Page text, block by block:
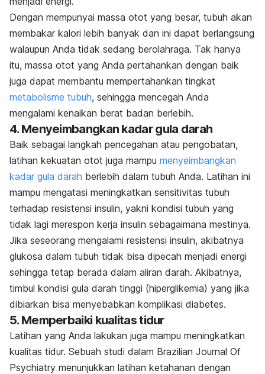
Dengan mempunyai massa otot yang besar, tubuh akan
membakar kalori lebih banyak dan ini dapat berlangsung
walaupun Anda tidak sedang berolahraga. Tak hanya
itu, massa otot yang Anda pertahankan dengan baik
juga dapat membantu mempertahankan tingkat
metabolisme tubuh, sehingga mencegah Anda
mengalami kenaikan berat badan berlebih.
4. Menyeimbangkan kadar gula darah
Baik sebagai langkah pencegahan atau pengobatan,
latihan kekuatan otot juga mampu menyeimbangkan
kadar gula darah berlebih dalam tubuh Anda. Latihan ini
mampu mengatasi meningkatkan sensitivitas tubuh
terhadap resistensi insulin, yakni kondisi tubuh yang
tidak lagi merespon kerja insulin sebagaimana mestinya.
Jika seseorang mengalami resistensi insulin, akibatnya
glukosa dalam tubuh tidak bisa dipecah menjadi energi
sehingga tetap berada dalam aliran darah. Akibatnya,
timbul kondisi gula darah tinggi (hiperglikemia) yang jika
dibiarkan bisa menyebabkan komplikasi diabetes.
5. Memperbaiki kualitas tidur
Latihan yang Anda lakukan juga mampu meningkatkan
kualitas tidur. Sebuah studi dalam Brazilian Journal Of
Psychiatry menunjukkan latihan ketahanan dengan